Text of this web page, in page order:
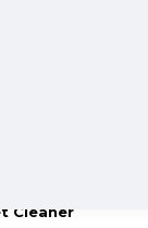
Cleaner